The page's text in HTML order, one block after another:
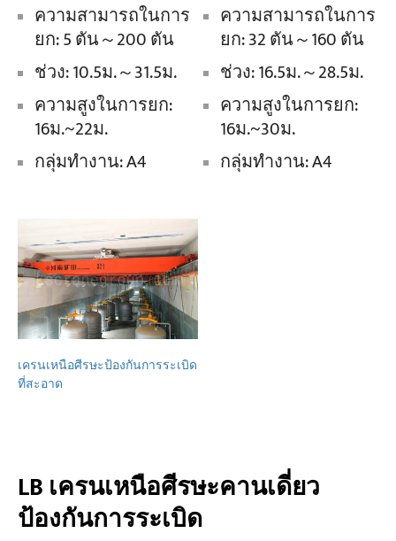
ความสามารถในการ
ยก: 5 ตัน～200 ตัน
ช่วง: 10.5ม.～31.5ม.
ความสูงในการยก:
16ม.~22ม.
กลุ่มทำงาน: A4
ความสามารถในการ
ยก: 32 ตัน～160 ตัน
ช่วง: 16.5ม.～28.5ม.
ความสูงในการยก:
16ม.~30ม.
กลุ่มทำงาน: A4
เครนเหนือศีรษะป้องกันการระเบิด
ที่สะอาด
LB เครนเหนือศีรษะคานเดี่ยว
ป้องกันการระเบิด